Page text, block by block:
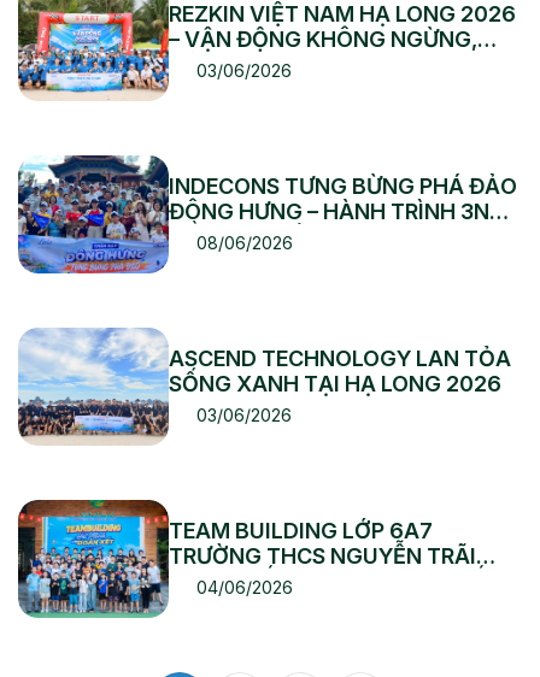
REZKIN VIỆT NAM HẠ LONG 2026
– VẬN ĐỘNG KHÔNG NGỪNG,
BỨT PHÁ VƯƠN XA
03/06/2026
INDECONS TƯNG BỪNG PHÁ ĐẢO
ĐÔNG HƯNG – HÀNH TRÌNH 3N2Đ
ĐẦY CẢM XÚC
08/06/2026
ASCEND TECHNOLOGY LAN TỎA
SỐNG XANH TẠI HẠ LONG 2026
03/06/2026
TEAM BUILDING LỚP 6A7
TRƯỜNG THCS NGUYỄN TRÃI
2026 – HẾT MÌNH VÀ ĐOÀN KẾT
04/06/2026